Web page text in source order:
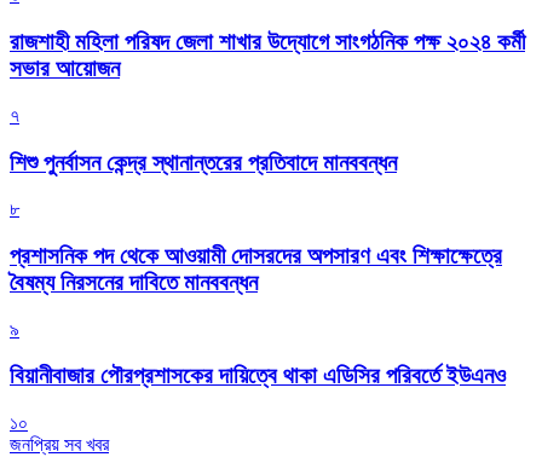
রাজশাহী মহিলা পরিষদ জেলা শাখার উদ্যোগে সাংগঠনিক পক্ষ ২০২৪ কর্মী
সভার আয়োজন
৭
শিশু পুনর্বাসন কেন্দ্র স্থানান্তরের প্রতিবাদে মানববন্ধন
৮
প্রশাসনিক পদ থেকে আওয়ামী দোসরদের অপসারণ এবং শিক্ষাক্ষেত্রে
বৈষম্য নিরসনের দাবিতে মানববন্ধন
৯
বিয়ানীবাজার পৌরপ্রশাসকের দায়িত্বে থাকা এডিসির পরিবর্তে ইউএনও
১০
জনপ্রিয় সব খবর